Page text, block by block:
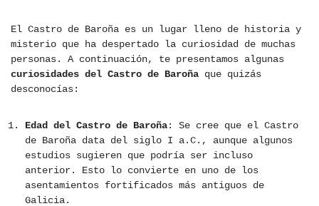
El Castro de Baroña es un lugar lleno de historia y
misterio que ha despertado la curiosidad de muchas
personas. A continuación, te presentamos algunas
curiosidades del Castro de Baroña que quizás
desconocías:
Edad del Castro de Baroña: Se cree que el Castro
de Baroña data del siglo I a.C., aunque algunos
estudios sugieren que podría ser incluso
anterior. Esto lo convierte en uno de los
asentamientos fortificados más antiguos de
Galicia.